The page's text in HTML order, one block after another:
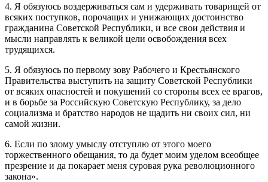
4. Я обязуюсь воздерживаться сам и удерживать товарищей от
всяких поступков, порочащих и унижающих достоинство
гражданина Советской Республики, и все свои действия и
мысли направлять к великой цели освобождения всех
трудящихся.
5. Я обязуюсь по первому зову Рабочего и Крестьянского
Правительства выступить на защиту Советской Республики
от всяких опасностей и покушений со стороны всех ее врагов,
и в борьбе за Российскую Советскую Республику, за дело
социализма и братство народов не щадить ни своих сил, ни
самой жизни.
6. Если по злому умыслу отступлю от этого моего
торжественного обещания, то да будет моим уделом всеобщее
презрение и да покарает меня суровая рука революционного
закона».